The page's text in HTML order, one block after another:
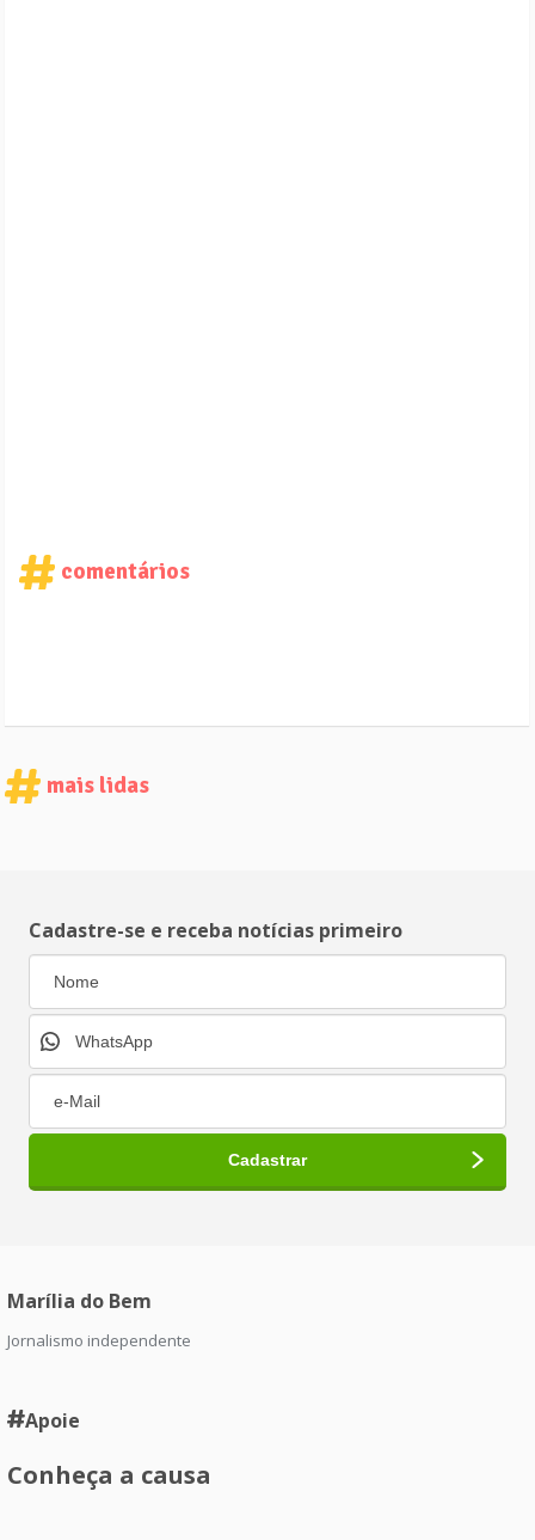
comentários
mais lidas
Cadastre-se e receba notícias primeiro
Marília do Bem
Jornalismo independente
Apoie
Conheça a causa